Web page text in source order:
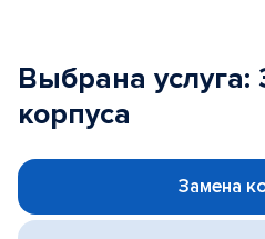
Выбрана услуга:
корпуса
Замена